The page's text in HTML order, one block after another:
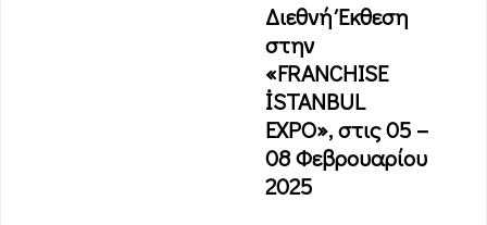
Διεθνή Έκθεση
στην
«FRANCHISE
İSTANBUL
EXPO», στις 05 –
08 Φεβρουαρίου
2025